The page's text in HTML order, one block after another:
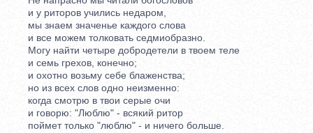
и у риторов учились недаром,
мы знаем значенье каждого слова
и все можем толковать седмиобразно.
Могу найти четыре добродетели в твоем теле
и семь грехов, конечно;
и охотно возьму себе блаженства;
но из всех слов одно неизменно:
когда смотрю в твои серые очи
и говорю: "Люблю" - всякий ритор
поймет только "люблю" - и ничего больше.